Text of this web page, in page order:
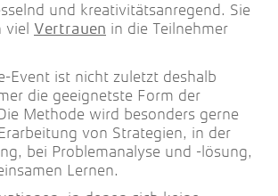
und kreativitätsanregend. Sie
viel Vertrauen in die Teilnehmer
Event ist nicht zuletzt deshalb
die geeignetste Form der
Methode wird besonders gerne
von Strategien, in der
bei Problemanalyse und -lösung,
Lernen.